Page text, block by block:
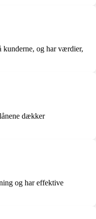
kunderne, og har værdier,
dækker
og har effektive